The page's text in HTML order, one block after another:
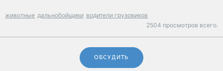
животные дальнобойщики водители грузовиков
2504 просмотров всего.
ОБСУДИТЬ